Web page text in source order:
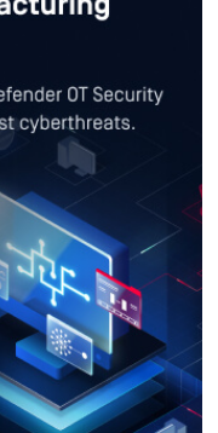
اتصل بنا لمعرفة كيفية MetaDefender OT Security يمكن أن يعزز دفاعاتك ضد التهديدات الإلكترونية.